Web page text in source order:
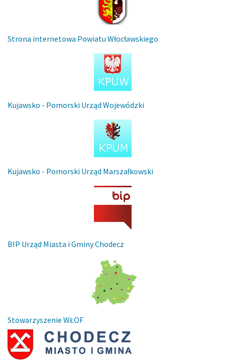
Strona internetowa Powiatu Włocławskiego
Kujawsko - Pomorski Urząd Wojewódzki
Kujawsko - Pomorski Urząd Marszałkowski
BIP Urząd Miasta i Gminy Chodecz
Stowarzyszenie WŁOF